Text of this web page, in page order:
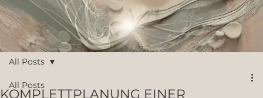
All Posts
All Posts
KOMPLETTPLANUNG EINER